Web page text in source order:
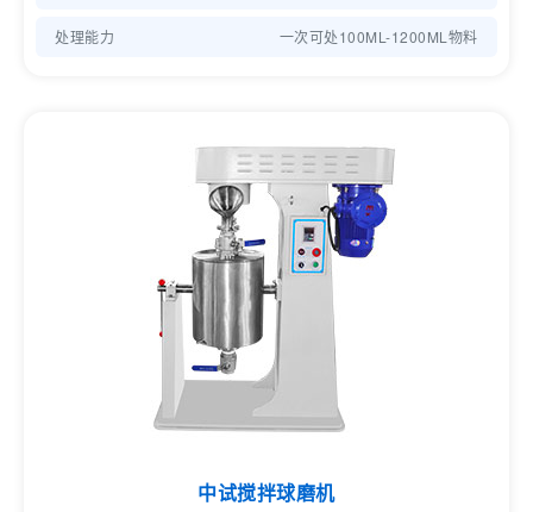
处理能力 一次可处100ML-1200ML物料
中试搅拌球磨机